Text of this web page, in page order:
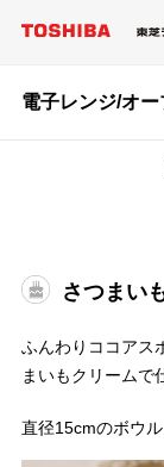
電子レンジ/オ
さつまい
ふんわりココアス
まいもクリームで
直径15cmのボウ